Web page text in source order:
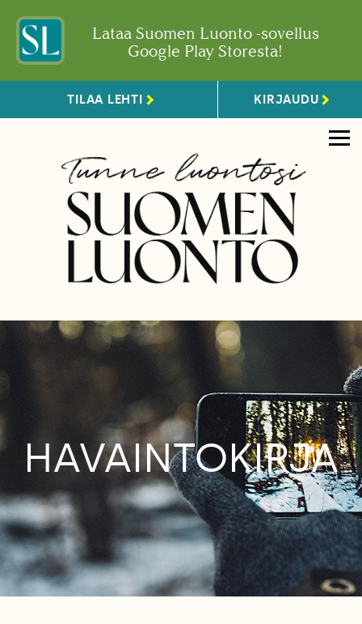
Lataa Suomen Luonto -sovellus
Google Play Storesta!
TILAA LEHTI KIRJAUDU
HAVAINTOKIRJA